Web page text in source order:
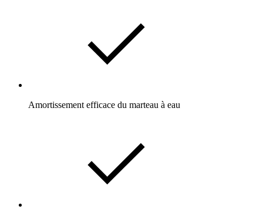
Amortissement efficace du marteau à eau